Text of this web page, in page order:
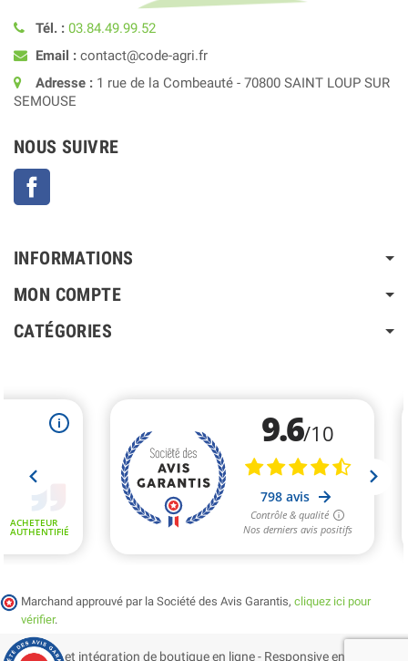
Tél. : 03.84.49.99.52
Email : contact@code-agri.fr
Adresse : 1 rue de la Combeauté - 70800 SAINT LOUP SUR
SEMOUSE
NOUS SUIVRE
INFORMATIONS
MON COMPTE
CATÉGORIES
Marchand approuvé par la Société des Avis Garantis, cliquez ici pour
vérifier.
Création et intégration de boutique en ligne - Responsive en